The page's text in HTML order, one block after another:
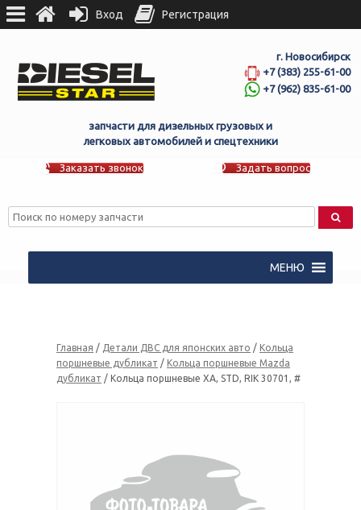
г. Новосибирск
+7 (383) 255-61-00
+7 (962) 835-61-00
запчасти для дизельных грузовых и
легковых автомобилей и спецтехники
Заказать звонок Задать вопрос
МЕНЮ
Главная / Детали ДВС для японских авто / Кольца
поршневые дубликат / Кольца поршневые Mazda
дубликат / Кольца поршневые XA, STD, RIK 30701, #
Вход Регистрация